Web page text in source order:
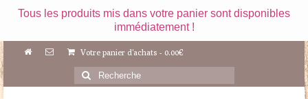
Tous les produits mis dans votre panier sont disponibles
immédiatement !
Votre panier d'achats - 0.00€
Rechercher
: